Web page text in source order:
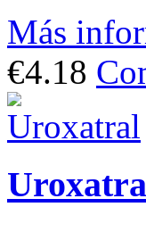
Más
€4.18